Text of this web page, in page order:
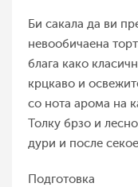
Би сакала да ви
невообичаена
блага како
крцкаво и
со нота арома на
Толку брзо и
дури и после
Подготовка